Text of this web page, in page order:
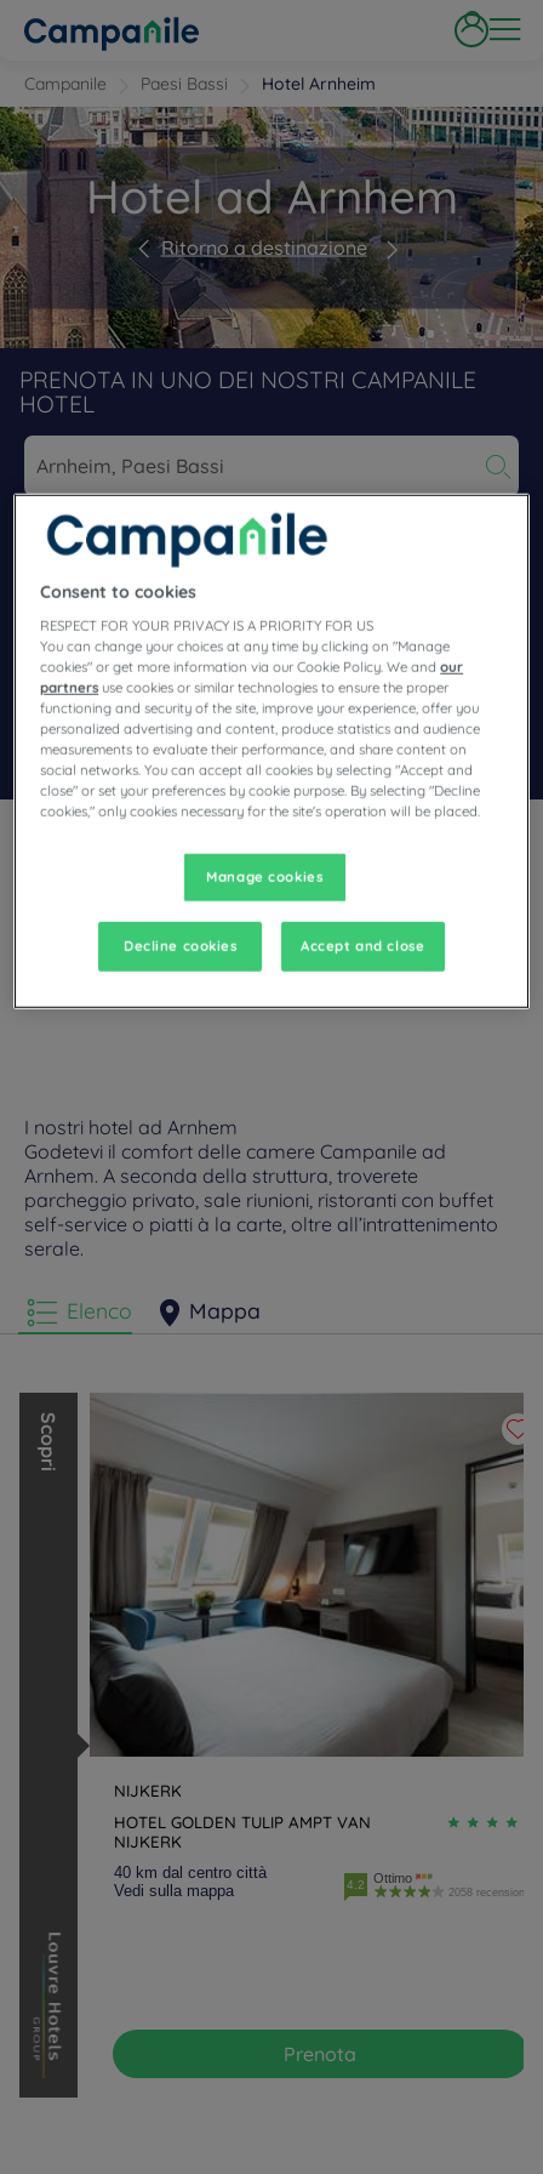
Campanile Paesi Bassi Hotel Arnheim
Hotel ad Arnhem
Ritorno a destinazione
PRENOTA IN UNO DEI NOSTRI CAMPANILE
HOTEL
Navigate forward to interact with the calendar and select a
Trova un hotel
Aggiungi un codice speciale
State pianificando un viaggio ad Arnhem e state cercando un
I nostri hotel ad Arnhem
Godetevi il comfort delle camere Campanile ad
Arnhem. A seconda della struttura, troverete
parcheggio privato, sale riunioni, ristoranti con buffet
self-service o piatti à la carte, oltre all’intrattenimento
serale.
Elenco Mappa
S
c
o
p
r
i
g
l
i
a
l
t
r
i
m
a
r
c
h
i
d
i
L
o
u
v
r
e
H
o
t
e
l
s
G
r
o
u
NIJKERK
HOTEL GOLDEN TULIP AMPT VAN
NIJKERK
40 km dal centro città
Vedi sulla mappa
4.2 Ottimo
2058 recensioni
Prenota
Consent to cookies
RESPECT FOR YOUR PRIVACY IS A PRIORITY FOR US
You can change your choices at any time by clicking on "Manage
cookies" or get more information via our Cookie Policy. We andour
partners use cookies or similar technologies to ensure the proper
functioning and security of the site, improve your experience, offer you
personalized advertising and content, produce statistics and audience
measurements to evaluate their performance, and share content on
social networks. You can accept all cookies by selecting "Accept and
close" or set your preferences by cookie purpose. By selecting "Decline
cookies," only cookies necessary for the site's operation will be placed.
Manage cookies
Decline cookies Accept and close